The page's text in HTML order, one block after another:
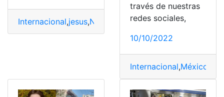
Internacional,jesus,Navidad Niño,Novena
través de nuestras
redes sociales,
10/10/2022
Internacional,México